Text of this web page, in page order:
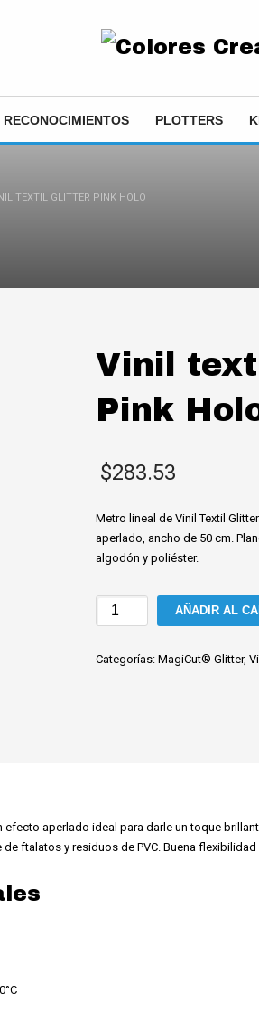
RECONOCIMIENTOS PLOTTERS
TEXTIL GLITTER PINK HOLO
Vinil
Pink
$283.53
Metro lineal de Vinil Textil
aperlado, ancho de 50 cm.
algodón y poliéster.
Vinil
textil
Pink
AÑADIR AL
Categorías: MagiCut® Glitter,
efecto aperlado ideal para darle un toque
ftalatos y residuos de PVC. Buena